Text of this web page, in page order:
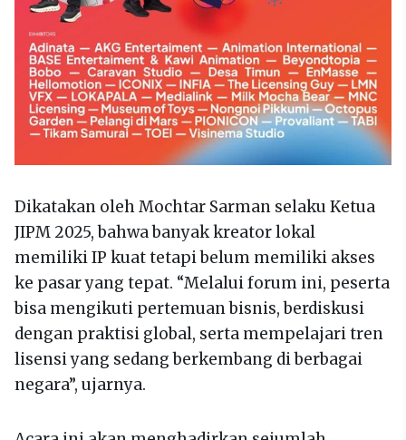
Dikatakan oleh Mochtar Sarman selaku Ketua
JIPM 2025, bahwa banyak kreator lokal
memiliki IP kuat tetapi belum memiliki akses
ke pasar yang tepat. “Melalui forum ini, peserta
bisa mengikuti pertemuan bisnis, berdiskusi
dengan praktisi global, serta mempelajari tren
lisensi yang sedang berkembang di berbagai
negara”, ujarnya.